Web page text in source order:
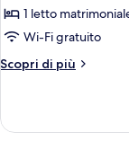
Tripla
Superior
1 letto
Wi-Fi gratuito
Scopri di più
Altri
Superior